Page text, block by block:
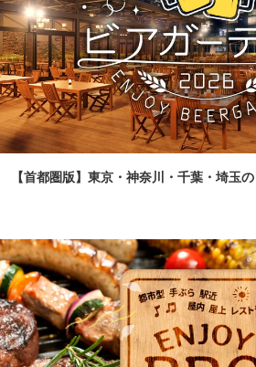
【首都圏版】東京・神奈川・千葉・埼玉